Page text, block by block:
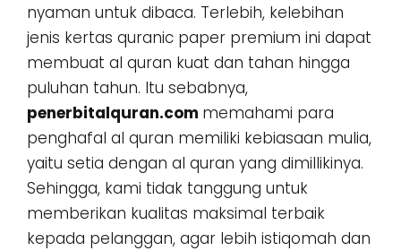
nyaman untuk dibaca. Terlebih, kelebihan
jenis kertas quranic paper premium ini dapat
membuat al quran kuat dan tahan hingga
puluhan tahun. Itu sebabnya,
penerbitalquran.com memahami para
penghafal al quran memiliki kebiasaan mulia,
yaitu setia dengan al quran yang dimillikinya.
Sehingga, kami tidak tanggung untuk
memberikan kualitas maksimal terbaik
kepada pelanggan, agar lebih istiqomah dan